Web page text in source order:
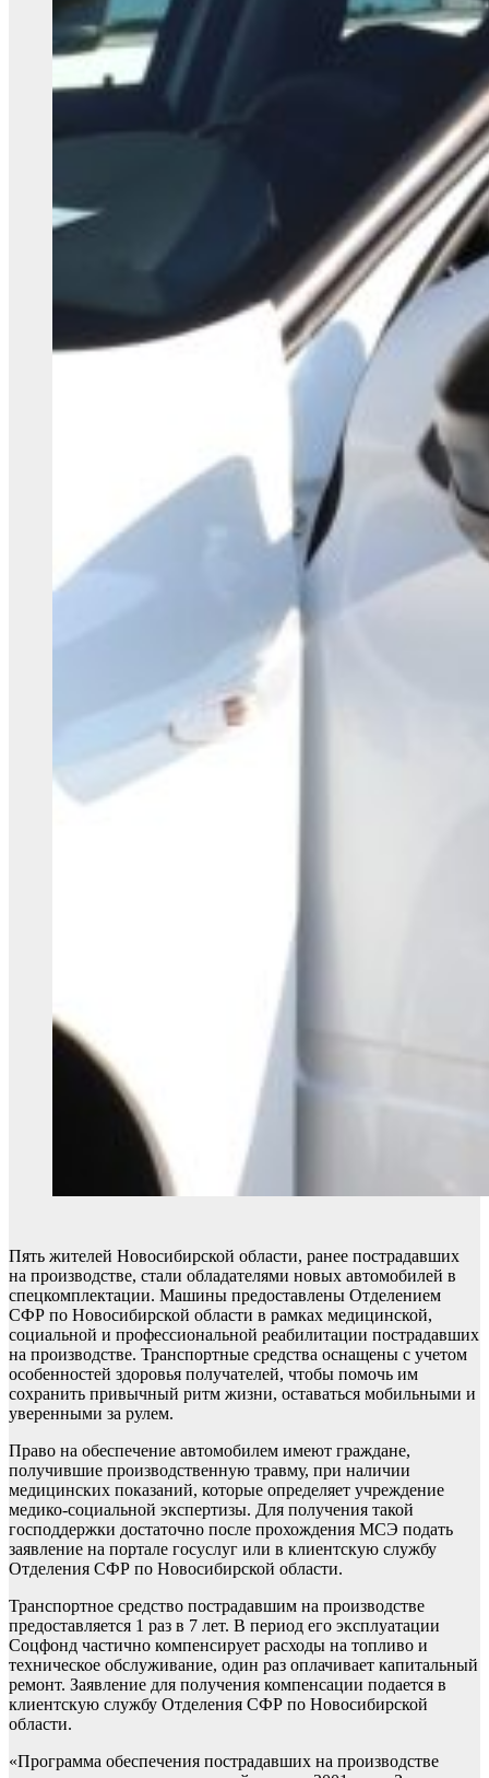
Пять жителей Новосибирской области, ранее пострадавших
на производстве, стали обладателями новых автомобилей в
спецкомплектации. Машины предоставлены Отделением
СФР по Новосибирской области в рамках медицинской,
социальной и профессиональной реабилитации пострадавших
на производстве. Транспортные средства оснащены с учетом
особенностей здоровья получателей, чтобы помочь им
сохранить привычный ритм жизни, оставаться мобильными и
уверенными за рулем.
Право на обеспечение автомобилем имеют граждане,
получившие производственную травму, при наличии
медицинских показаний, которые определяет учреждение
медико-социальной экспертизы. Для получения такой
господдержки достаточно после прохождения МСЭ подать
заявление на портале госуслуг или в клиентскую службу
Отделения СФР по Новосибирской области.
Транспортное средство пострадавшим на производстве
предоставляется 1 раз в 7 лет. В период его эксплуатации
Соцфонд частично компенсирует расходы на топливо и
техническое обслуживание, один раз оплачивает капитальный
ремонт. Заявление для получения компенсации подается в
клиентскую службу Отделения СФР по Новосибирской
области.
«Программа обеспечения пострадавших на производстве